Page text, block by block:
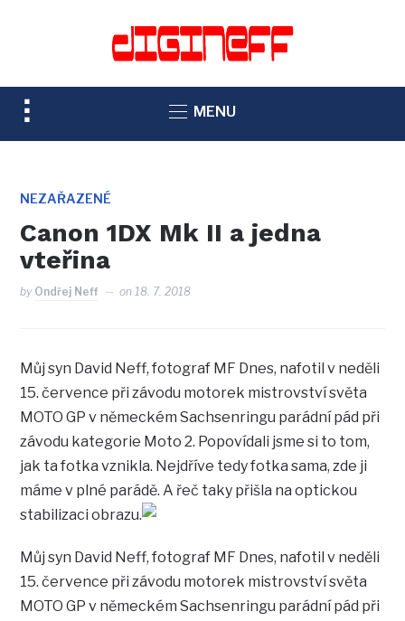
TOGGLE
SIDEBAR
NAVIGATION
MENU
NEZAŘAZENÉ
Canon 1DX Mk II a jedna
vteřina
by Ondřej Neff on18. 7. 2018
Můj syn David Neff, fotograf MF Dnes, nafotil v neděli
15. července při závodu motorek mistrovství světa
MOTO GP v německém Sachsenringu parádní pád při
závodu kategorie Moto 2. Popovídali jsme si to tom,
jak ta fotka vznikla. Nejdříve tedy fotka sama, zde ji
máme v plné parádě. A řeč taky přišla na optickou
stabilizaci obrazu.
Můj syn David Neff, fotograf MF Dnes, nafotil v neděli
15. července při závodu motorek mistrovství světa
MOTO GP v německém Sachsenringu parádní pád při